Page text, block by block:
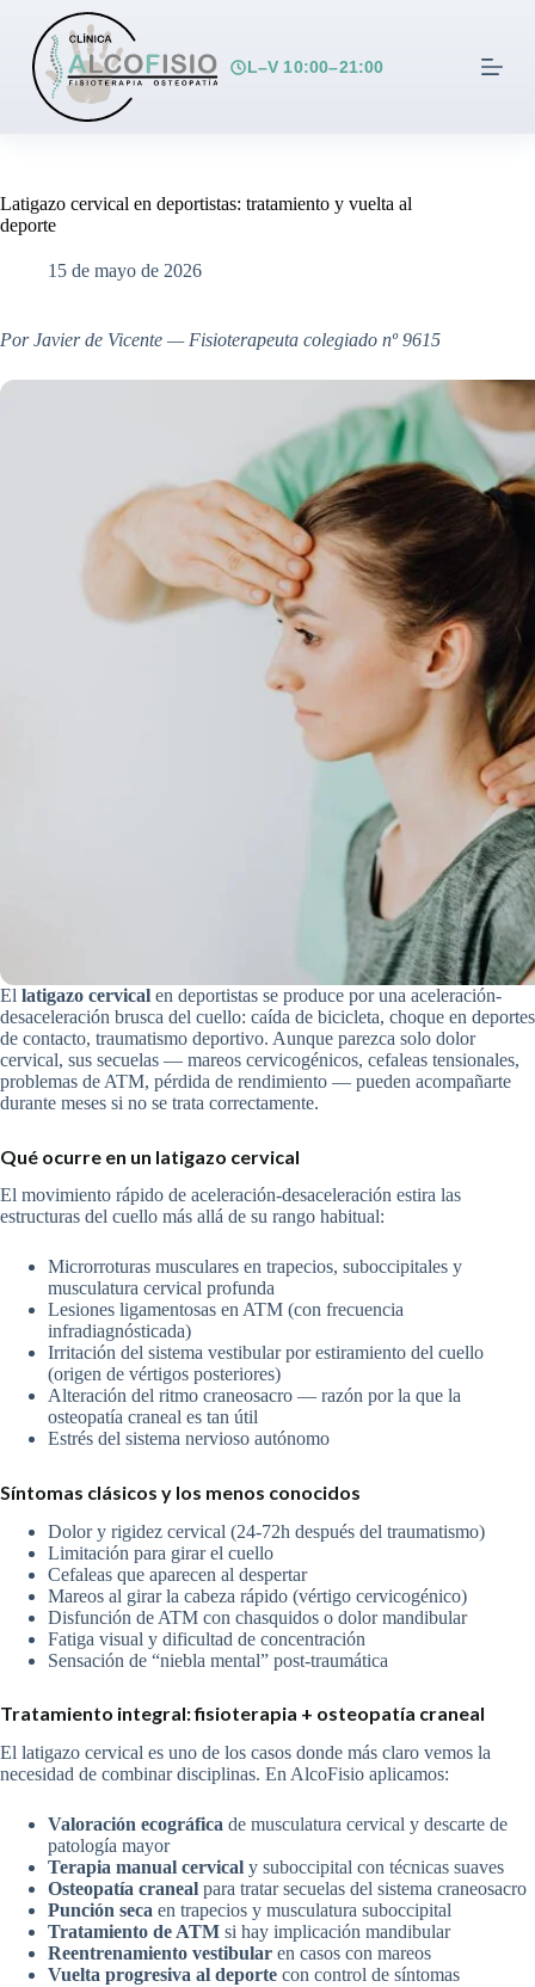
c
o
n
d
L–V 10:00–21:00
Latigazo cervical en deportistas: tratamiento y vuelta al
deporte
15 de mayo de 2026
Por Javier de Vicente — Fisioterapeuta colegiado nº 9615
El latigazo cervical en deportistas se produce por una aceleración-
desaceleración brusca del cuello: caída de bicicleta, choque en deportes
de contacto, traumatismo deportivo. Aunque parezca solo dolor
cervical, sus secuelas — mareos cervicogénicos, cefaleas tensionales,
problemas de ATM, pérdida de rendimiento — pueden acompañarte
durante meses si no se trata correctamente.
Qué ocurre en un latigazo cervical
El movimiento rápido de aceleración-desaceleración estira las
estructuras del cuello más allá de su rango habitual:
Microrroturas musculares en trapecios, suboccipitales y
musculatura cervical profunda
Lesiones ligamentosas en ATM (con frecuencia
infradiagnósticada)
Irritación del sistema vestibular por estiramiento del cuello
(origen de vértigos posteriores)
Alteración del ritmo craneosacro — razón por la que la
osteopatía craneal es tan útil
Estrés del sistema nervioso autónomo
Síntomas clásicos y los menos conocidos
Dolor y rigidez cervical (24-72h después del traumatismo)
Limitación para girar el cuello
Cefaleas que aparecen al despertar
Mareos al girar la cabeza rápido (vértigo cervicogénico)
Disfunción de ATM con chasquidos o dolor mandibular
Fatiga visual y dificultad de concentración
Sensación de “niebla mental” post-traumática
Tratamiento integral: fisioterapia + osteopatía craneal
El latigazo cervical es uno de los casos donde más claro vemos la
necesidad de combinar disciplinas. En AlcoFisio aplicamos:
Valoración ecográfica de musculatura cervical y descarte de
patología mayor
Terapia manual cervical y suboccipital con técnicas suaves
Osteopatía craneal para tratar secuelas del sistema craneosacro
Punción seca en trapecios y musculatura suboccipital
Tratamiento de ATM si hay implicación mandibular
Reentrenamiento vestibular en casos con mareos
Vuelta progresiva al deporte con control de síntomas